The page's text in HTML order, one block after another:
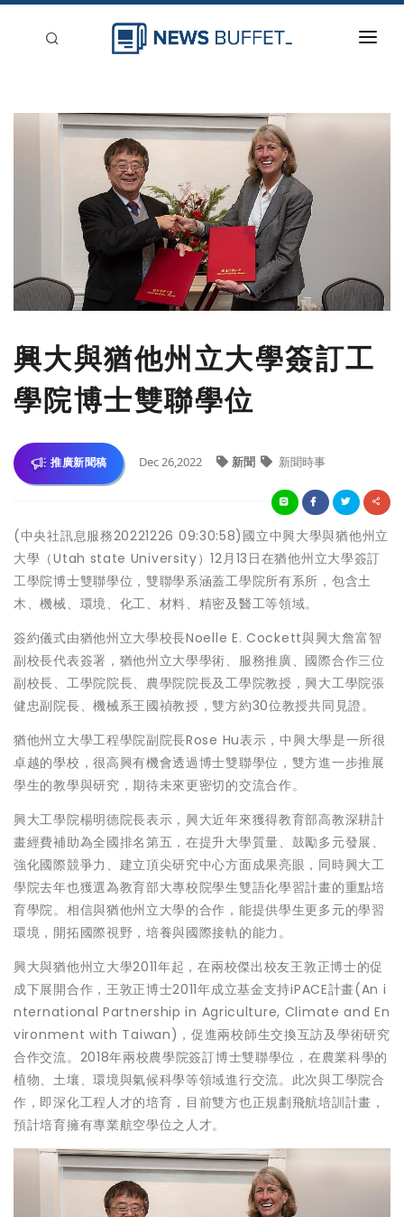
新聞稿分類
興大與猶他州立大學簽訂工
學院博士雙聯學位
推廣新聞稿 Dec 26,2022 新聞 新聞時事
(中央社訊息服務20221226 09:30:58)國立中興大學與猶他州立
大學（Utah state University）12月13日在猶他州立大學簽訂
工學院博士雙聯學位，雙聯學系涵蓋工學院所有系所，包含土
木、機械、環境、化工、材料、精密及醫工等領域。
簽約儀式由猶他州立大學校長Noelle E. Cockett與興大詹富智
副校長代表簽署，猶他州立大學學術、服務推廣、國際合作三位
副校長、工學院院長、農學院院長及工學院教授，興大工學院張
健忠副院長、機械系王國禎教授，雙方約30位教授共同見證。
猶他州立大學工程學院副院長Rose Hu表示，中興大學是一所很
卓越的學校，很高興有機會透過博士雙聯學位，雙方進一步推展
學生的教學與研究，期待未來更密切的交流合作。
興大工學院楊明德院長表示，興大近年來獲得教育部高教深耕計
畫經費補助為全國排名第五，在提升大學質量、鼓勵多元發展、
強化國際競爭力、建立頂尖研究中心方面成果亮眼，同時興大工
學院去年也獲選為教育部大專校院學生雙語化學習計畫的重點培
育學院。相信與猶他州立大學的合作，能提供學生更多元的學習
環境，開拓國際視野，培養與國際接軌的能力。
興大與猶他州立大學2011年起，在兩校傑出校友王敦正博士的促
成下展開合作，王敦正博士2011年成立基金支持iPACE計畫(An i
nternational Partnership in Agriculture, Climate and En
vironment with Taiwan)，促進兩校師生交換互訪及學術研究
合作交流。2018年兩校農學院簽訂博士雙聯學位，在農業科學的
植物、土壤、環境與氣候科學等領域進行交流。此次與工學院合
作，即深化工程人才的培育，目前雙方也正規劃飛航培訓計畫，
預計培育擁有專業航空學位之人才。